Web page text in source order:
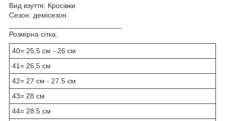
Вид взуття: Кросівки
Сезон: демісезон
Розмірна сітка:
40= 25,5 см - 26 см
41= 26,5 см
42= 27 см - 27.5 см
43= 28 см
44= 28.5 см